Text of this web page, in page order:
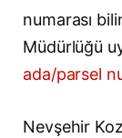
numarası
Müdürlüğü
ada/parsel
Nevşehir